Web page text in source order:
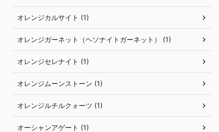
オレンジカルサイト (1)
オレンジガーネット（ヘソナイトガーネット） (1)
オレンジセレナイト (1)
オレンジムーンストーン (1)
オレンジルチルクォーツ (1)
オーシャンアゲート (1)